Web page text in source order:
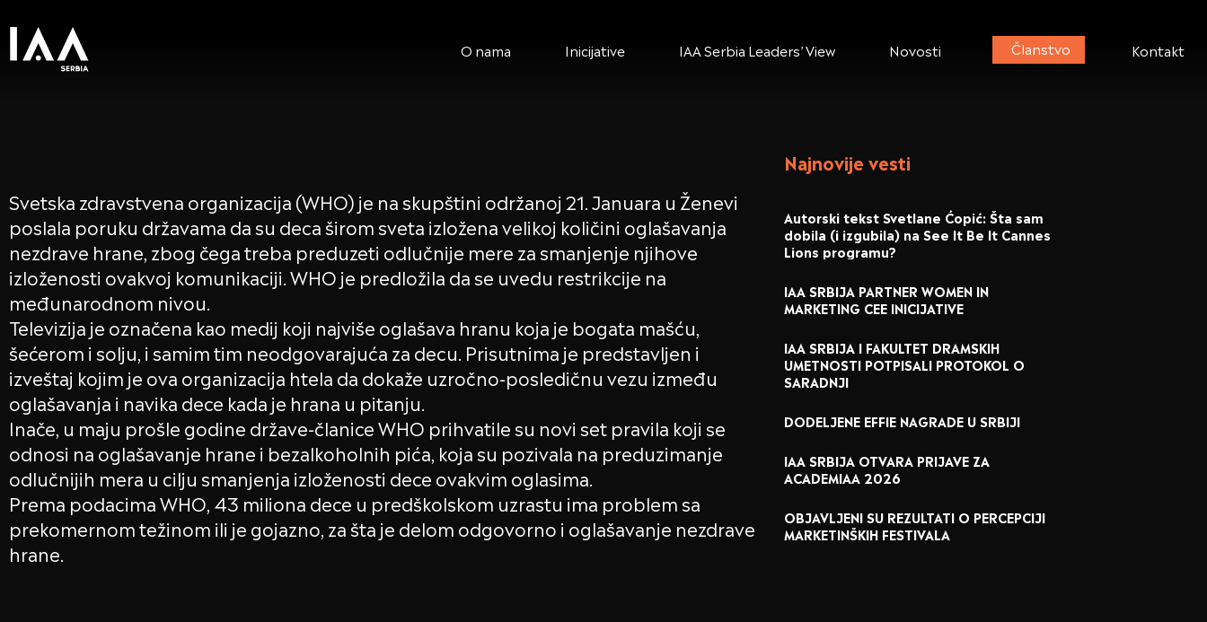
O nama Inicijative IAA Serbia Leaders’ View Novosti Članstvo Kontakt
Svetska zdravstvena organizacija (WHO) je na skupštini održanoj 21. Januara u Ženevi
poslala poruku državama da su deca širom sveta izložena velikoj količini oglašavanja
nezdrave hrane, zbog čega treba preduzeti odlučnije mere za smanjenje njihove
izloženosti ovakvoj komunikaciji. WHO je predložila da se uvedu restrikcije na
međunarodnom nivou.
Televizija je označena kao medij koji najviše oglašava hranu koja je bogata mašću,
šećerom i solju, i samim tim neodgovarajuća za decu. Prisutnima je predstavljen i
izveštaj kojim je ova organizacija htela da dokaže uzročno-posledičnu vezu između
oglašavanja i navika dece kada je hrana u pitanju.
Inače, u maju prošle godine države-članice WHO prihvatile su novi set pravila koji se
odnosi na oglašavanje hrane i bezalkoholnih pića, koja su pozivala na preduzimanje
odlučnijih mera u cilju smanjenja izloženosti dece ovakvim oglasima.
Prema podacima WHO, 43 miliona dece u predškolskom uzrastu ima problem sa
prekomernom težinom ili je gojazno, za šta je delom odgovorno i oglašavanje nezdrave
hrane.
Najnovije vesti
Autorski tekst Svetlane Ćopić: Šta sam
dobila (i izgubila) na See It Be It Cannes
Lions programu?
IAA SRBIJA PARTNER WOMEN IN
MARKETING CEE INICIJATIVE
IAA SRBIJA I FAKULTET DRAMSKIH
UMETNOSTI POTPISALI PROTOKOL O
SARADNJI
DODELJENE EFFIE NAGRADE U SRBIJI
IAA SRBIJA OTVARA PRIJAVE ZA
ACADEMIAA 2026
OBJAVLJENI SU REZULTATI O PERCEPCIJI
MARKETINŠKIH FESTIVALA